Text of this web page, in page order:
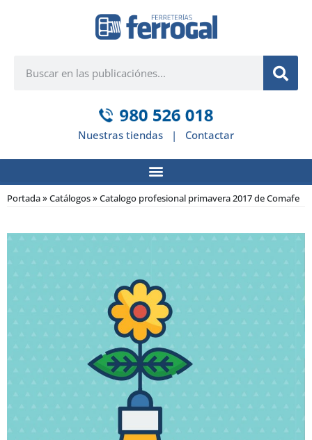
Nuestras tiendas | Contactar
Portada» Catálogos» Catalogo profesional primavera 2017 de Comafe